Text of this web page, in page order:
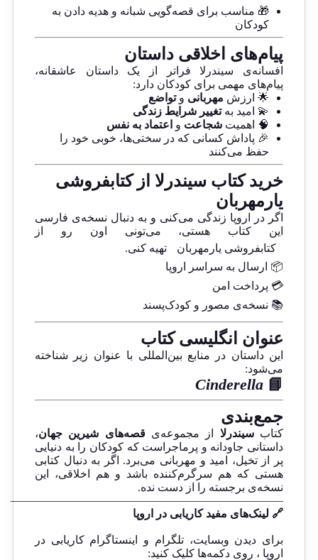
🎁 مناسب برای قصه‌گویی شبانه و هدیه دادن به
کودکان
پیام‌های اخلاقی داستان
افسانه‌ی سیندرلا فراتر از یک داستان عاشقانه،
پیام‌های مهمی برای کودکان دارد:
🌟 ارزش مهربانی وتواضع
💫 امید بهتغییر شرایط زندگی
🧠 اهمیت شجاعت و اعتماد به نفس
🎉 پاداش کسانی که در سختی‌ها، خوبی خود را
حفظ می‌کنند
خرید کتاب سیندرلا از کتابفروشی
یارمهربان
اگر در اروپا زندگی می‌کنی و به دنبال نسخه‌ی فارسی
این کتاب هستی، می‌تونی اون رو از
کتابفروشی یارمهربان
تهیه کنی.
📦 ارسال به سراسر اروپا
💳 پرداخت امن
📚 نسخه‌ی مصور و کودک‌پسند
عنوان انگلیسی کتاب
این داستان در منابع بین‌المللی با عنوان زیر شناخته
می‌شود:
📘
Cinderella
جمع‌بندی
کتابسیندرلا از مجموعه‌یقصه‌های شیرین جهان،
داستانی جاودانه و پرماجراست که کودکان را به دنیایی
پر از تخیل، امید و مهربانی می‌برد. اگر به دنبال کتابی
هستی که هم سرگرم‌کننده باشد و هم اخلاقی، این
نسخه‌ی برجسته را از دست نده.
————————————————————————
🔗 لینک‌های مفید کاریابی در اروپا
برای دیدن وبسایت، تلگرام و اینستاگرام کاریابی در
اروپا ، روی دکمه‌ها کلیک کنید: